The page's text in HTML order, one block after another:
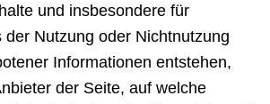
und insbesondere für
der Nutzung oder Nichtnutzung
Informationen entstehen,
der Seite, auf welche